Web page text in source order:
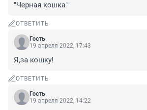
"Черная кошка"
ОТВЕТИТЬ
Гость
19 апреля 2022, 17:43
Я,за кошку!
ОТВЕТИТЬ
Гость
19 апреля 2022, 14:22